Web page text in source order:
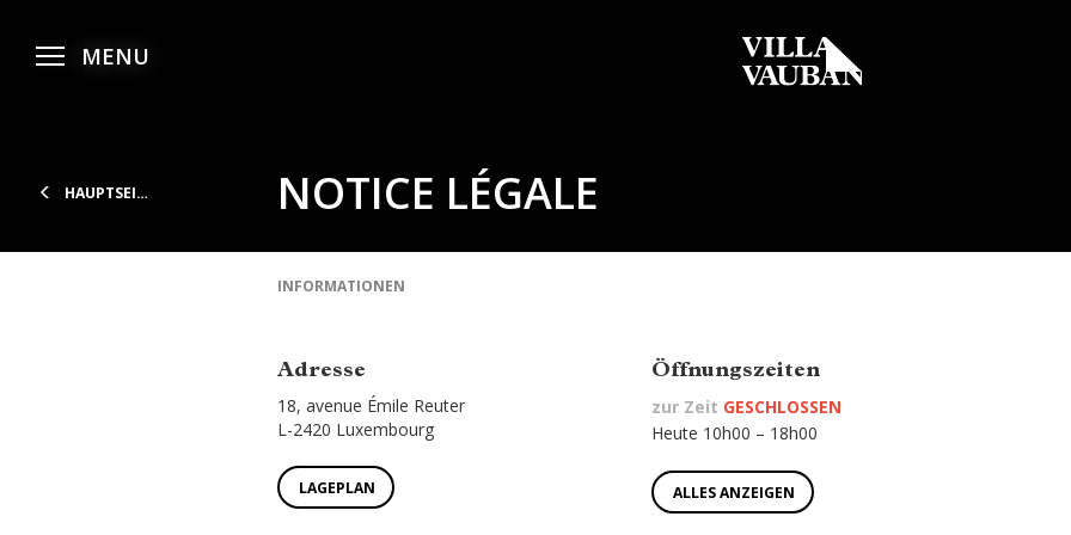
Hauptmenü
Inhalt
FußzeileMenü
MENU
HAUPTSEITE NOTICE LÉGALE
INFORMATIONEN
Adresse
18, avenue Émile Reuter
L-2420 Luxembourg
LAGEPLAN
Öffnungszeiten
zur Zeit GESCHLOSSEN
Heute 10h00 – 18h00
ALLES ANZEIGEN